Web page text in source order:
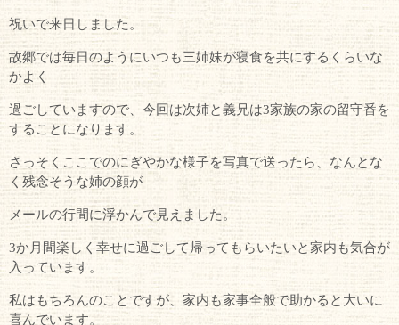
祝いで来日しました。
故郷では毎日のようにいつも三姉妹が寝食を共にするくらいな
かよく
過ごしていますので、今回は次姉と義兄は3家族の家の留守番を
することになります。
さっそくここでのにぎやかな様子を写真で送ったら、なんとな
く残念そうな姉の顔が
メールの行間に浮かんで見えました。
3か月間楽しく幸せに過ごして帰ってもらいたいと家内も気合が
入っています。
私はもちろんのことですが、家内も家事全般で助かると大いに
喜んでいます。